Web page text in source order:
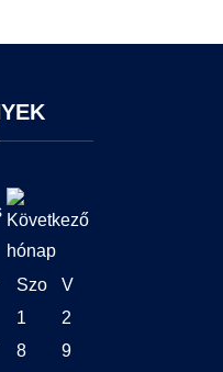
Szo
V
1
2
8
9